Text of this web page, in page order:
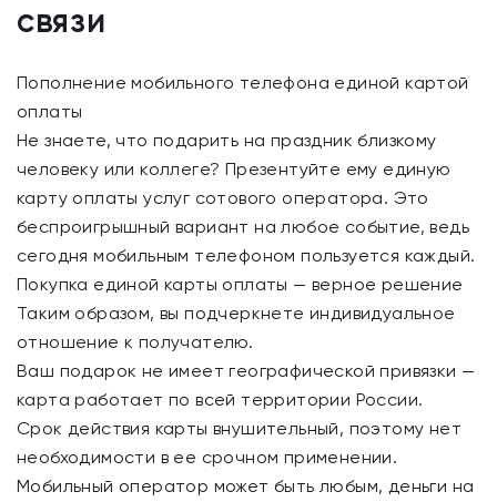
связи
Пополнение мобильного телефона единой картой
оплаты
Не знаете, что подарить на праздник близкому
человеку или коллеге? Презентуйте ему единую
карту оплаты услуг сотового оператора. Это
беспроигрышный вариант на любое событие, ведь
сегодня мобильным телефоном пользуется каждый.
Покупка единой карты оплаты — верное решение
Таким образом, вы подчеркнете индивидуальное
отношение к получателю.
Ваш подарок не имеет географической привязки —
карта работает по всей территории России.
Срок действия карты внушительный, поэтому нет
необходимости в ее срочном применении.
Мобильный оператор может быть любым, деньги на